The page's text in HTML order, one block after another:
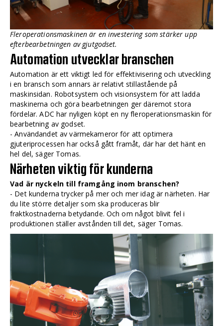
Fleroperationsmaskinen är en investering som stärker upp
efterbearbetningen av gjutgodset.
Automation utvecklar branschen
Automation är ett viktigt led för effektivisering och utveckling
i en bransch som annars är relativt stillastående på
maskinsidan. Robotsystem och visionsystem för att ladda
maskinerna och göra bearbetningen ger däremot stora
fördelar. ADC har nyligen köpt en ny fleroperationsmaskin för
bearbetning av godset.
- Användandet av värmekameror för att optimera
gjuteriprocessen har också gått framåt, där har det hänt en
hel del, säger Tomas.
Närheten viktig för kunderna
Vad är nyckeln till framgång inom branschen?
- Det kunderna trycker på mer och mer idag är närheten. Har
du lite större detaljer som ska produceras blir
fraktkostnaderna betydande. Och om något blivit fel i
produktionen ställer avstånden till det, säger Tomas.